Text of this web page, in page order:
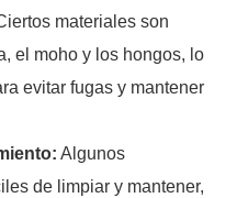
materiales son
el moho y los hongos, lo
evitar fugas y mantener
Algunos
de limpiar y mantener,